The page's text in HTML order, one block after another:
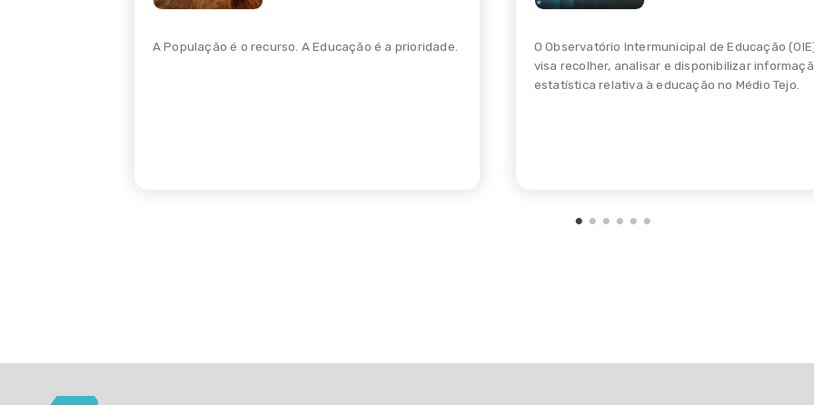
A População é o recurso. A Educação é a prioridade.
O Observatório Intermunicipal de Educação
visa recolher, analisar e disponibilizar
estatística relativa à educação no Médio Tejo.